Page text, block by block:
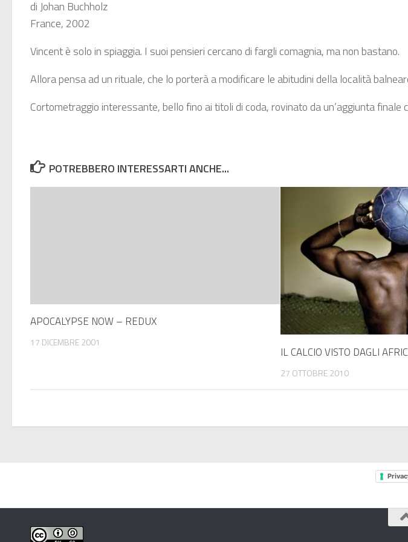
di Johan Buchholz
France, 2002
Vincent è solo in spiaggia. I suoi pensieri cercano di fargli comagnia, ma non bastano.
Allora pensa ad un rituale, che lo porterà a modificare le abitudini della località
Cortometraggio interessante, bello fino ai titoli di coda, rovinato da un’aggiunta
POTREBBERO INTERESSARTI ANCHE...
APOCALYPSE NOW – REDUX
17 DICEMBRE 2001
IL CALCIO VISTO DAGLI
27 OTTOBRE 2010